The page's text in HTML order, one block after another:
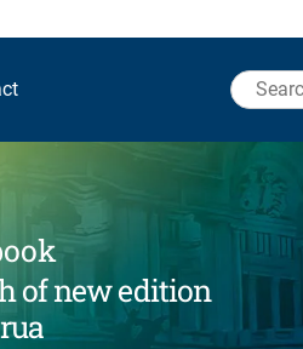
Search
for:
of new edition